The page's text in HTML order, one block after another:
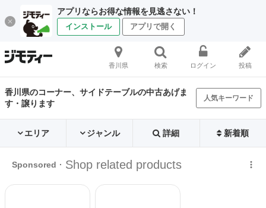
アプリならお得な情報を見逃さない！
インストール アプリで開く
香川県 検索 ログイン 投稿
香川県のコーナー、サイドテーブルの中古あげま
す・譲ります
人気キーワード
エリア ジャンル 詳細 新着順